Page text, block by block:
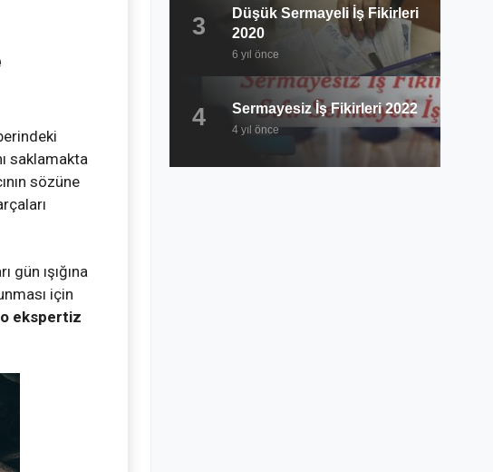
saklamakta
sözüne
ışığına
için
ekspertiz
3
Düşük Sermayeli İş Fikirleri
2020
6 yıl önce
4 Sermayesiz İş Fikirleri 2022
4 yıl önce